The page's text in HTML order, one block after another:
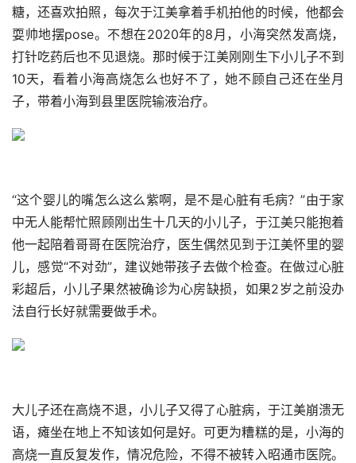
糖，还喜欢拍照，每次于江美拿着手机拍他的时候，他都会
耍帅地摆pose。不想在2020年的8月，小海突然发高烧，
打针吃药后也不见退烧。那时候于江美刚刚生下小儿子不到
10天，看着小海高烧怎么也好不了，她不顾自己还在坐月
子，带着小海到县里医院输液治疗。
“这个婴儿的嘴怎么这么紫啊，是不是心脏有毛病？”由于家
中无人能帮忙照顾刚出生十几天的小儿子，于江美只能抱着
他一起陪着哥哥在医院治疗，医生偶然见到于江美怀里的婴
儿，感觉“不对劲”，建议她带孩子去做个检查。在做过心脏
彩超后，小儿子果然被确诊为心房缺损，如果2岁之前没办
法自行长好就需要做手术。
大儿子还在高烧不退，小儿子又得了心脏病，于江美崩溃无
语，瘫坐在地上不知该如何是好。可更为糟糕的是，小海的
高烧一直反复发作，情况危险，不得不被转入昭通市医院。